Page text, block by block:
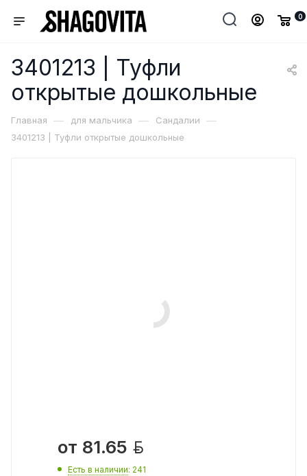
0
3401213 | Туфли
открытые дошкольные
Главная — для мальчика — Сандалии —
3401213 | Туфли открытые дошкольные
от 81.65 
Есть в наличии: 241